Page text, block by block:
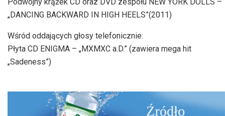
„DANCING BACKWARD IN HIGH HEELS”(2011)
Wśród oddających głosy telefonicznie:
Płyta CD ENIGMA – „MXMXC a.D.” (zawiera mega hit
„Sadeness”)